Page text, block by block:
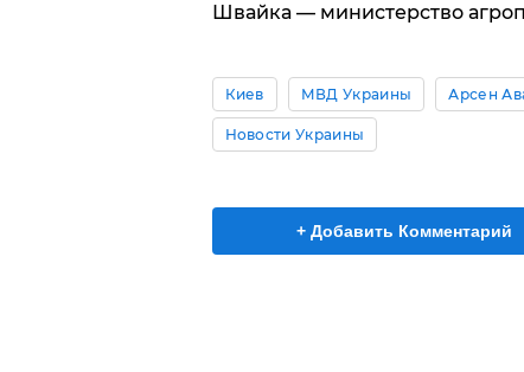
Швайка — министерство
Киев МВД Украины Арсен
Новости Украины
+ Добавить Комментарий